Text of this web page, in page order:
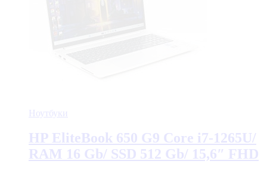
Ноутбуки
HP EliteBook 650 G9 Core i7-1265U/
RAM 16 Gb/ SSD 512 Gb/ 15,6″ FHD